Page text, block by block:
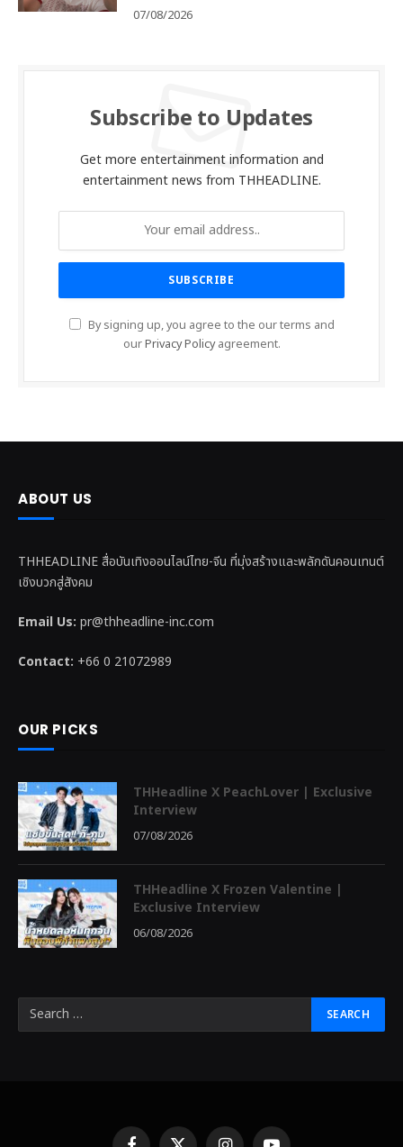
07/08/2026
Subscribe to Updates
Get more entertainment information and
entertainment news from THHEADLINE.
By signing up, you agree to the our terms and
ourPrivacy Policyagreement.
ABOUT US
THHEADLINE สื่อบันเทิงออนไลน์ไทย-จีน ที่มุ่งสร้างและพลักดันคอนเทนต์
เชิงบวกสู่สังคม
Email Us: pr@thheadline-inc.com
Contact: +66 0 21072989
OUR PICKS
THHeadline X PeachLover | Exclusive
Interview
07/08/2026
THHeadline X Frozen Valentine |
Exclusive Interview
06/08/2026